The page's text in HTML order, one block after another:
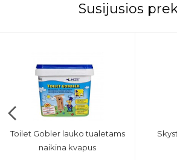
Susijusios
Toilet Gobler lauko tualetams
naikina kvapus